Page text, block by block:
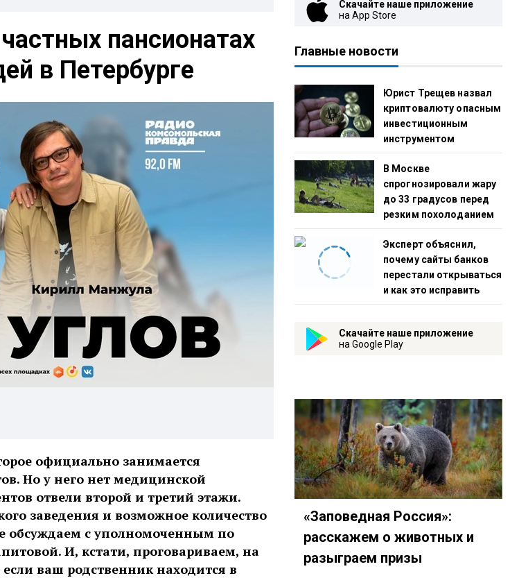
пансионатах
в Петербурге
официально занимается
Но у него нет медицинской
отвели второй и третий этажи.
заведения и возможное количество
обсуждаем с уполномоченным по
И, кстати, проговариваем, на
ваш родственник находится в
Скачайте наше приложение
на App Store
Главные новости
Юрист Трещев назвал
криптовалюту опасным
инвестиционным
инструментом
В Москве
спрогнозировали жару
до 33 градусов перед
резким похолоданием
Эксперт объяснил,
почему сайты банков
перестали открываться
и как это исправить
Скачайте наше приложение
на Google Play
«Заповедная Россия»:
расскажем о животных и
разыграем призы